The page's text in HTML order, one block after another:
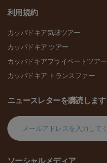
利用規約
カッパドキア気球ツアー
カッパドキア ツアー
カッパドキアプライベートツアー
カッパドキア トランスファー
ニュースレターを購読します
ソーシャルメディア